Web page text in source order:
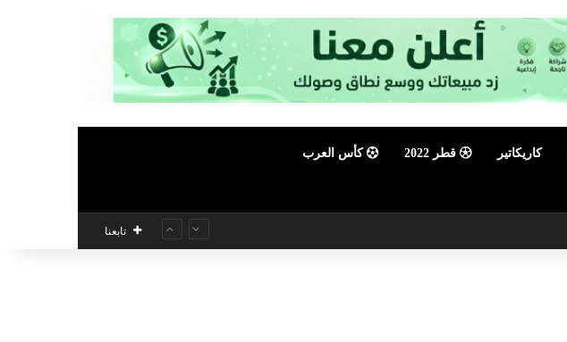
كاريكاتير قطر 2022 كأس العرب
تابعنا